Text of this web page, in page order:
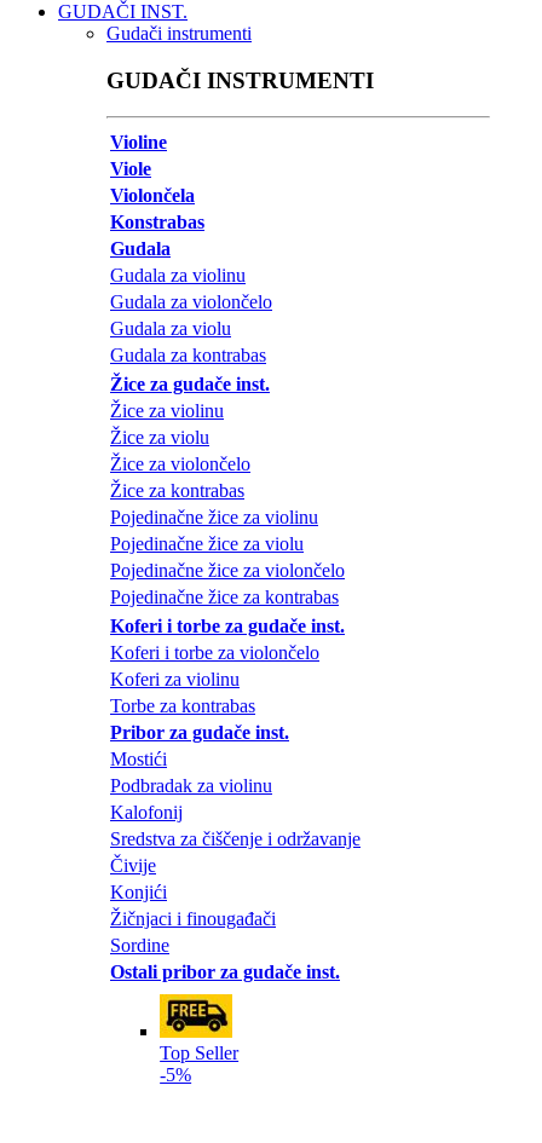
GUDAČI INST.
Gudači instrumenti
GUDAČI INSTRUMENTI
Violine
Viole
Violončela
Konstrabas
Gudala
Gudala za violinu
Gudala za violončelo
Gudala za violu
Gudala za kontrabas
Žice za gudače inst.
Žice za violinu
Žice za violu
Žice za violončelo
Žice za kontrabas
Pojedinačne žice za violinu
Pojedinačne žice za violu
Pojedinačne žice za violončelo
Pojedinačne žice za kontrabas
Koferi i torbe za gudače inst.
Koferi i torbe za violončelo
Koferi za violinu
Torbe za kontrabas
Pribor za gudače inst.
Mostići
Podbradak za violinu
Kalofonij
Sredstva za čiščenje i održavanje
Čivije
Konjići
Žičnjaci i finougađači
Sordine
Ostali pribor za gudače inst.
Top Seller
-5%